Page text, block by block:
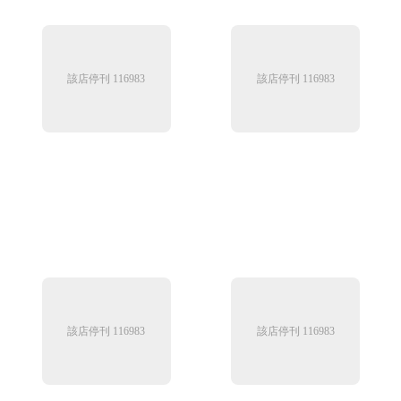
該店停刊 116983 該店停刊 116983
該店停刊 116983 該店停刊 116983